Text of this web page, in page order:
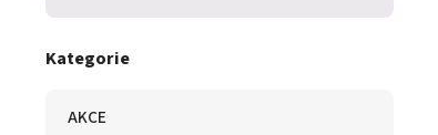
Kategorie
AKCE